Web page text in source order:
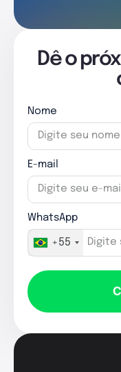
Dê o
Nome
E-mail
WhatsApp
+55